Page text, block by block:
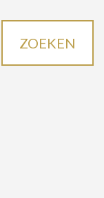
ZOEKEN